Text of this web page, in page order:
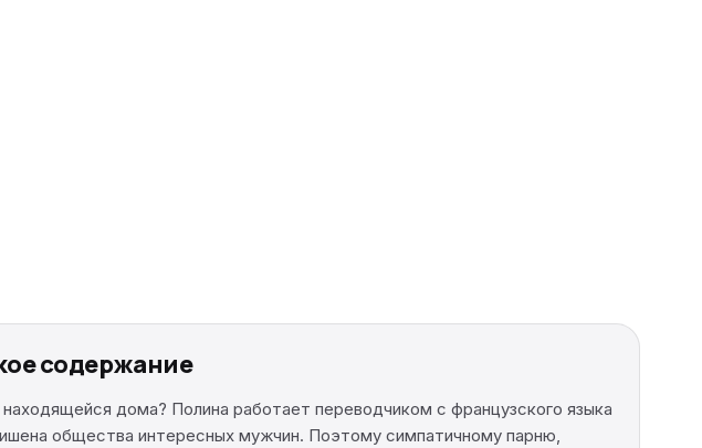
содержание
дома? Полина работает переводчиком с французского языка
общества интересных мужчин. Поэтому симпатичному парню,